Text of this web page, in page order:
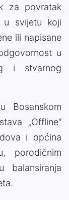
za povratak
u svijetu koji
ili napisane
u
i stvarnog
Bosanskom
„Offline“
i općina
porodičnim
balansiranja